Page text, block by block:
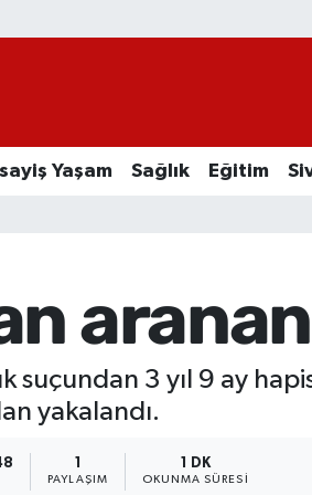
Yaşam Sağlık Eğitim
suçundan 3 yıl 9 ay
yakalandı.
PAYLAŞIM
1 DK
OKUNMA SÜRESI